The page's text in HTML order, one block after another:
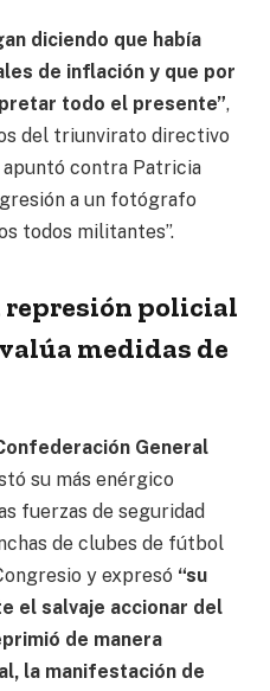
diciendo que había
de inflación y que por
todo el presente”,
del triunvirato directivo
contra Patricia
a un fotógrafo
todos militantes”.
represión policial
medidas de
General
su más enérgico
fuerzas de seguridad
de clubes de fútbol
y expresó “su
el salvaje accionar del
de manera
la manifestación de